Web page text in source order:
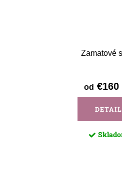
Zamatové
od €160
DETAIL